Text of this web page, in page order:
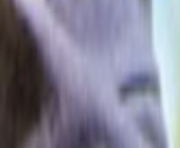
Usta Ol - İş Fırsatları